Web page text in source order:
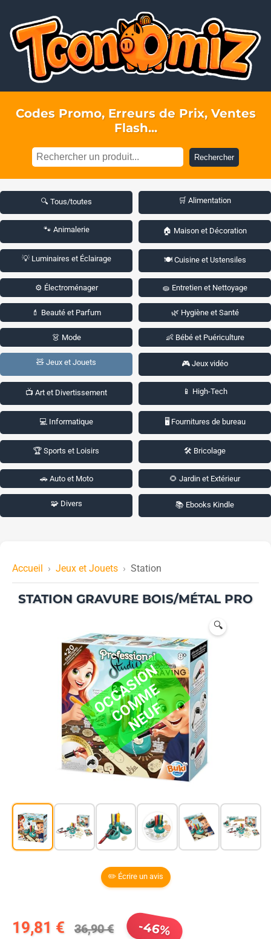
Codes Promo, Erreurs de Prix, Ventes
Flash...
Rechercher
🔍 Tous/toutes 🛒 Alimentation
🐾 Animalerie 🏠 Maison et Décoration
💡 Luminaires et Éclairage 🍽️ Cuisine et Ustensiles
⚙️ Électroménager 🧽 Entretien et Nettoyage
💄 Beauté et Parfum 🌿 Hygiène et Santé
👗 Mode 👶 Bébé et Puériculture
🧸 Jeux et Jouets 🎮 Jeux vidéo
📺 Art et Divertissement 📱 High-Tech
💻 Informatique 🖥️ Fournitures de bureau
🏆 Sports et Loisirs 🛠️ Bricolage
🚗 Auto et Moto 🌻 Jardin et Extérieur
🧩 Divers 📚 Ebooks Kindle
Accueil Jeux et Jouets Station
STATION GRAVURE BOIS/MÉTAL PRO
O
C
C
A
S
I
O
N
C
O
M
M
E
N
E
U
F
🔍
✏️ Écrire un avis
19,81 € 36,90 € -46%